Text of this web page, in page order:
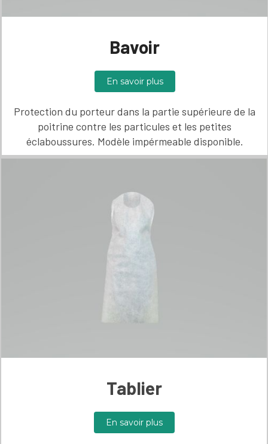
Bavoir
En savoir plus
Protection du porteur dans la partie supérieure de la
poitrine contre les particules et les petites
éclaboussures. Modèle impérmeable disponible.
Tablier
En savoir plus